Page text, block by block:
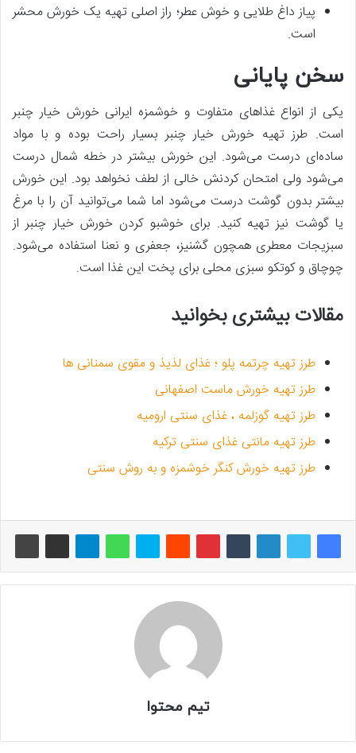
پیاز داغ طلایی و خوش عطر؛ راز اصلی تهیه یک خورش محشر
است.
سخن پایانی
یکی از انواع غذا‌های متفاوت و خوشمزه ایرانی خورش خیار چنبر
است. طرز تهیه خورش خیار چنبر بسیار راحت بوده و با مواد
ساده‌ای درست می‌شود. این خورش بیشتر در خطه شمال درست
می‌شود ولی امتحان کردنش خالی از لطف نخواهد بود. این خورش
بیشتر بدون گوشت درست می‌شود اما شما می‌توانید آن را با مرغ
یا گوشت نیز تهیه کنید. برای خوشبو کردن خورش خیار چنبر از
سبزیجات معطری همچون گشنیز، جعفری و نعنا استفاده می‌شود.
چوچاق و کوتکو سبزی محلی برای پخت این غذا است.
مقالات بیشتری بخوانید
طرز تهیه چرتمه پلو ؛ غذای لذیذ و مقوی سمنانی ها
طرز تهیه خورش ماست اصفهانی
طرز تهیه گوزلمه ، غذای سنتی ارومیه
طرز تهیه مانتی غذای سنتی ترکیه
طرز تهیه خورش کنگر خوشمزه و به روش سنتی
تیم محتوا